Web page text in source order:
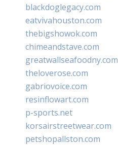
blackdoglegacy.com
eatvivahouston.com
thebigshowok.com
chimeandstave.com
greatwallseafoodny.com
theloverose.com
gabriovoice.com
resinflowart.com
p-sports.net
korsairstreetwear.com
petshopallston.com